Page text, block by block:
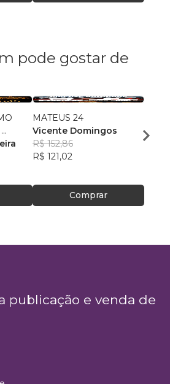
pode gostar de
MATEUS 24
Vicente Domingos
R$ 152,86
R$ 121,02
Comprar
publicação e venda de